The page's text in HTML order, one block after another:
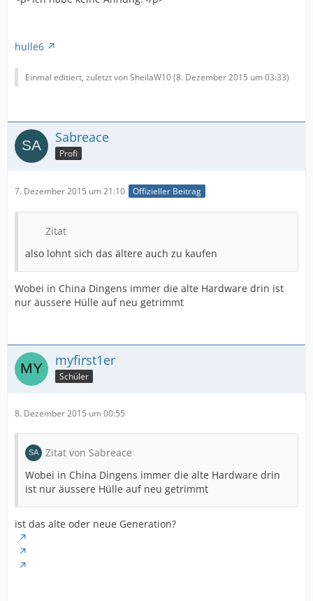
hulle6
Einmal editiert, zuletzt von SheilaW10 (8. Dezember 2015 um 03:33)
Sabreace
Profi
7. Dezember 2015 um 21:10 Offizieller Beitrag
Zitat
also lohnt sich das ältere auch zu kaufen
Wobei in China Dingens immer die alte Hardware drin ist
nur äussere Hülle auf neu getrimmt
myfirst1er
Schüler
8. Dezember 2015 um 00:55
Zitat von Sabreace
Wobei in China Dingens immer die alte Hardware drin
ist nur äussere Hülle auf neu getrimmt
ist das alte oder neue Generation?